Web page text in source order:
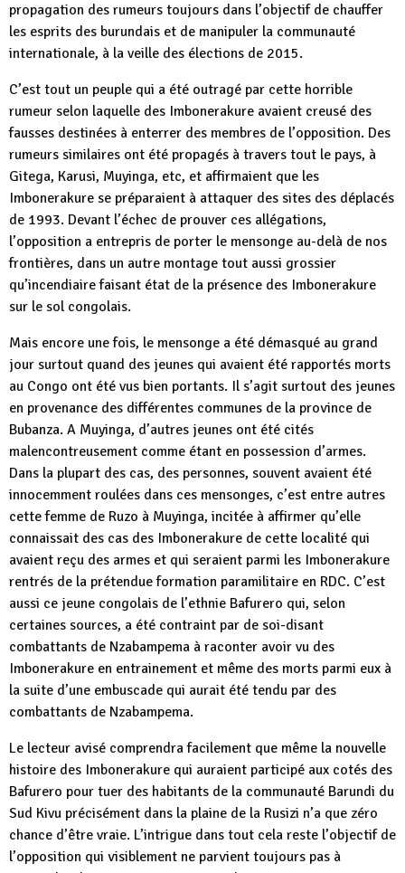
propagation des rumeurs toujours dans l’objectif de chauffer
les esprits des burundais et de manipuler la communauté
internationale, à la veille des élections de 2015.
C’est tout un peuple qui a été outragé par cette horrible
rumeur selon laquelle des Imbonerakure avaient creusé des
fausses destinées à enterrer des membres de l’opposition. Des
rumeurs similaires ont été propagés à travers tout le pays, à
Gitega, Karusi, Muyinga, etc, et affirmaient que les
Imbonerakure se préparaient à attaquer des sites des déplacés
de 1993. Devant l’échec de prouver ces allégations,
l’opposition a entrepris de porter le mensonge au-delà de nos
frontières, dans un autre montage tout aussi grossier
qu’incendiaire faisant état de la présence des Imbonerakure
sur le sol congolais.
Mais encore une fois, le mensonge a été démasqué au grand
jour surtout quand des jeunes qui avaient été rapportés morts
au Congo ont été vus bien portants. Il s’agit surtout des jeunes
en provenance des différentes communes de la province de
Bubanza. A Muyinga, d’autres jeunes ont été cités
malencontreusement comme étant en possession d’armes.
Dans la plupart des cas, des personnes, souvent avaient été
innocemment roulées dans ces mensonges, c’est entre autres
cette femme de Ruzo à Muyinga, incitée à affirmer qu’elle
connaissait des cas des Imbonerakure de cette localité qui
avaient reçu des armes et qui seraient parmi les Imbonerakure
rentrés de la prétendue formation paramilitaire en RDC. C’est
aussi ce jeune congolais de l’ethnie Bafurero qui, selon
certaines sources, a été contraint par de soi-disant
combattants de Nzabampema à raconter avoir vu des
Imbonerakure en entrainement et même des morts parmi eux à
la suite d’une embuscade qui aurait été tendu par des
combattants de Nzabampema.
Le lecteur avisé comprendra facilement que même la nouvelle
histoire des Imbonerakure qui auraient participé aux cotés des
Bafurero pour tuer des habitants de la communauté Barundi du
Sud Kivu précisément dans la plaine de la Rusizi n’a que zéro
chance d’être vraie. L’intrigue dans tout cela reste l’objectif de
l’opposition qui visiblement ne parvient toujours pas à